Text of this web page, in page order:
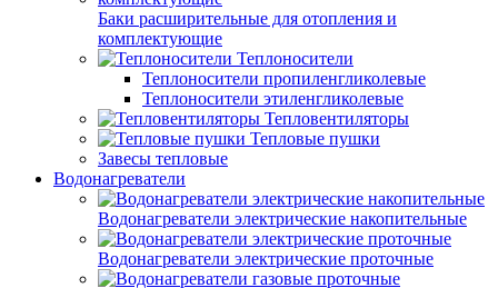
Баки расширительные для отопления и
комплектующие
Теплоносители
Теплоносители пропиленгликолевые
Теплоносители этиленгликолевые
Тепловентиляторы
Тепловые пушки
Завесы тепловые
Водонагреватели
Водонагреватели электрические накопительные
Водонагреватели электрические проточные